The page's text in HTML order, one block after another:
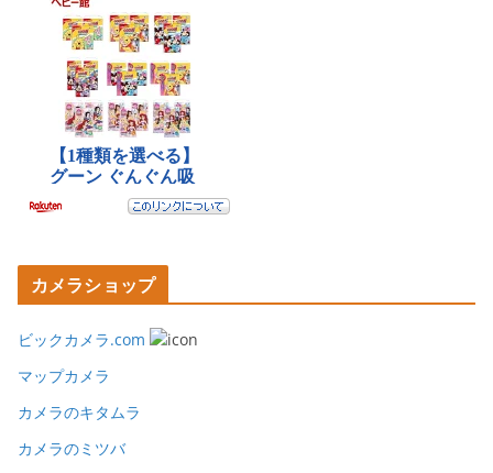
カメラショップ
ビックカメラ.com
マップカメラ
カメラのキタムラ
カメラのミツバ